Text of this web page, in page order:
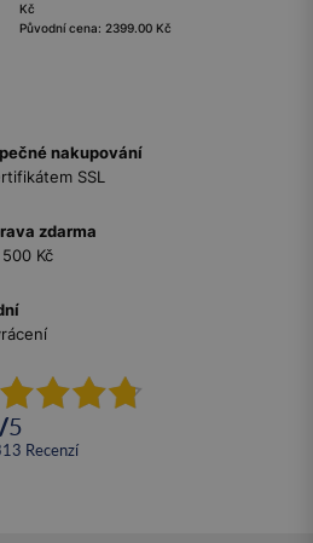
Kč
Původní cena: 2399.00 Kč
nakupování
SSL
zdarma
Kč
/5
recenzí